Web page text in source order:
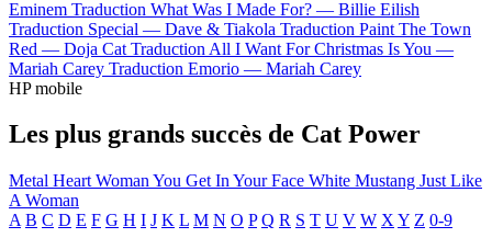
Eminem Traduction What Was I Made For? — Billie Eilish
Traduction Special — Dave & Tiakola Traduction Paint The Town
Red — Doja Cat Traduction All I Want For Christmas Is You —
Mariah Carey Traduction Emorio — Mariah Carey
HP mobile
Les plus grands succès de Cat Power
Metal Heart Woman You Get In Your Face White Mustang Just Like
A Woman
A B C D E F G H I J K L M N O P Q R S T U V W X Y Z 0-9